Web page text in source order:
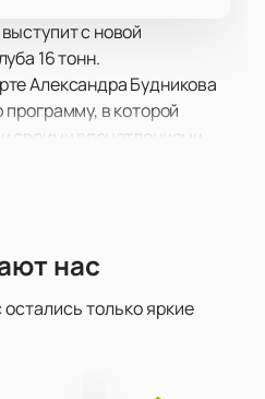
с новой
16 тонн.
Александра Будникова
в которой
своими впечатлениями,
а также тем, что
время для поисков
и увлечения.
услышать
нас
только яркие